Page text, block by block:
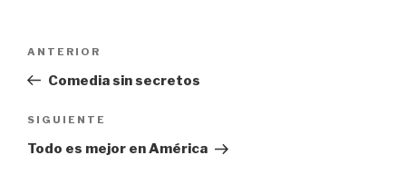
entradas
Entrada
anterior:
ANTERIOR
Comedia sin secretos
Siguiente
entrada
SIGUIENTE
Todo es mejor en América